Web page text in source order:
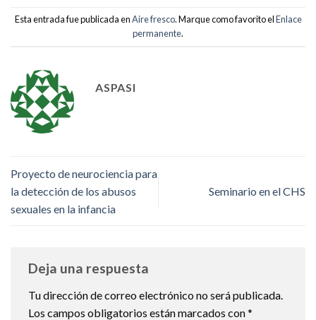
Esta entrada fue publicada enAire fresco. Marque como favorito elEnlace
permanente.
ASPASI
Proyecto de neurociencia para
la detección de los abusos
sexuales en la infancia
Seminario en el CHS
Deja una respuesta
Tu dirección de correo electrónico no será publicada.
Los campos obligatorios están marcados con*